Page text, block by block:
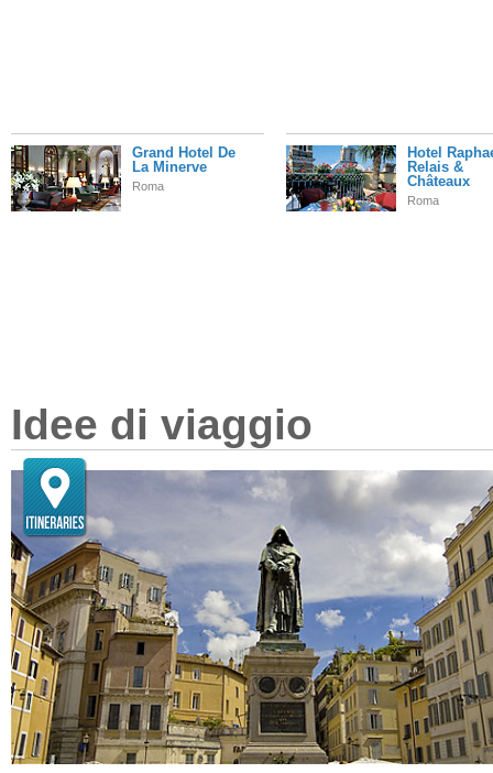
Grand Hotel De
La Minerve
Roma
Hotel
Relais &
Châteaux
Roma
Idee di viaggio